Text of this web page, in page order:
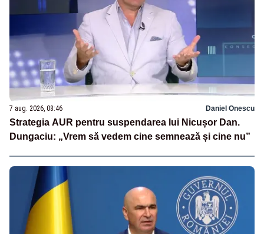
7 aug. 2026, 08:46 Daniel Onescu
Strategia AUR pentru suspendarea lui Nicușor Dan.
Dungaciu: „Vrem să vedem cine semnează și cine nu”